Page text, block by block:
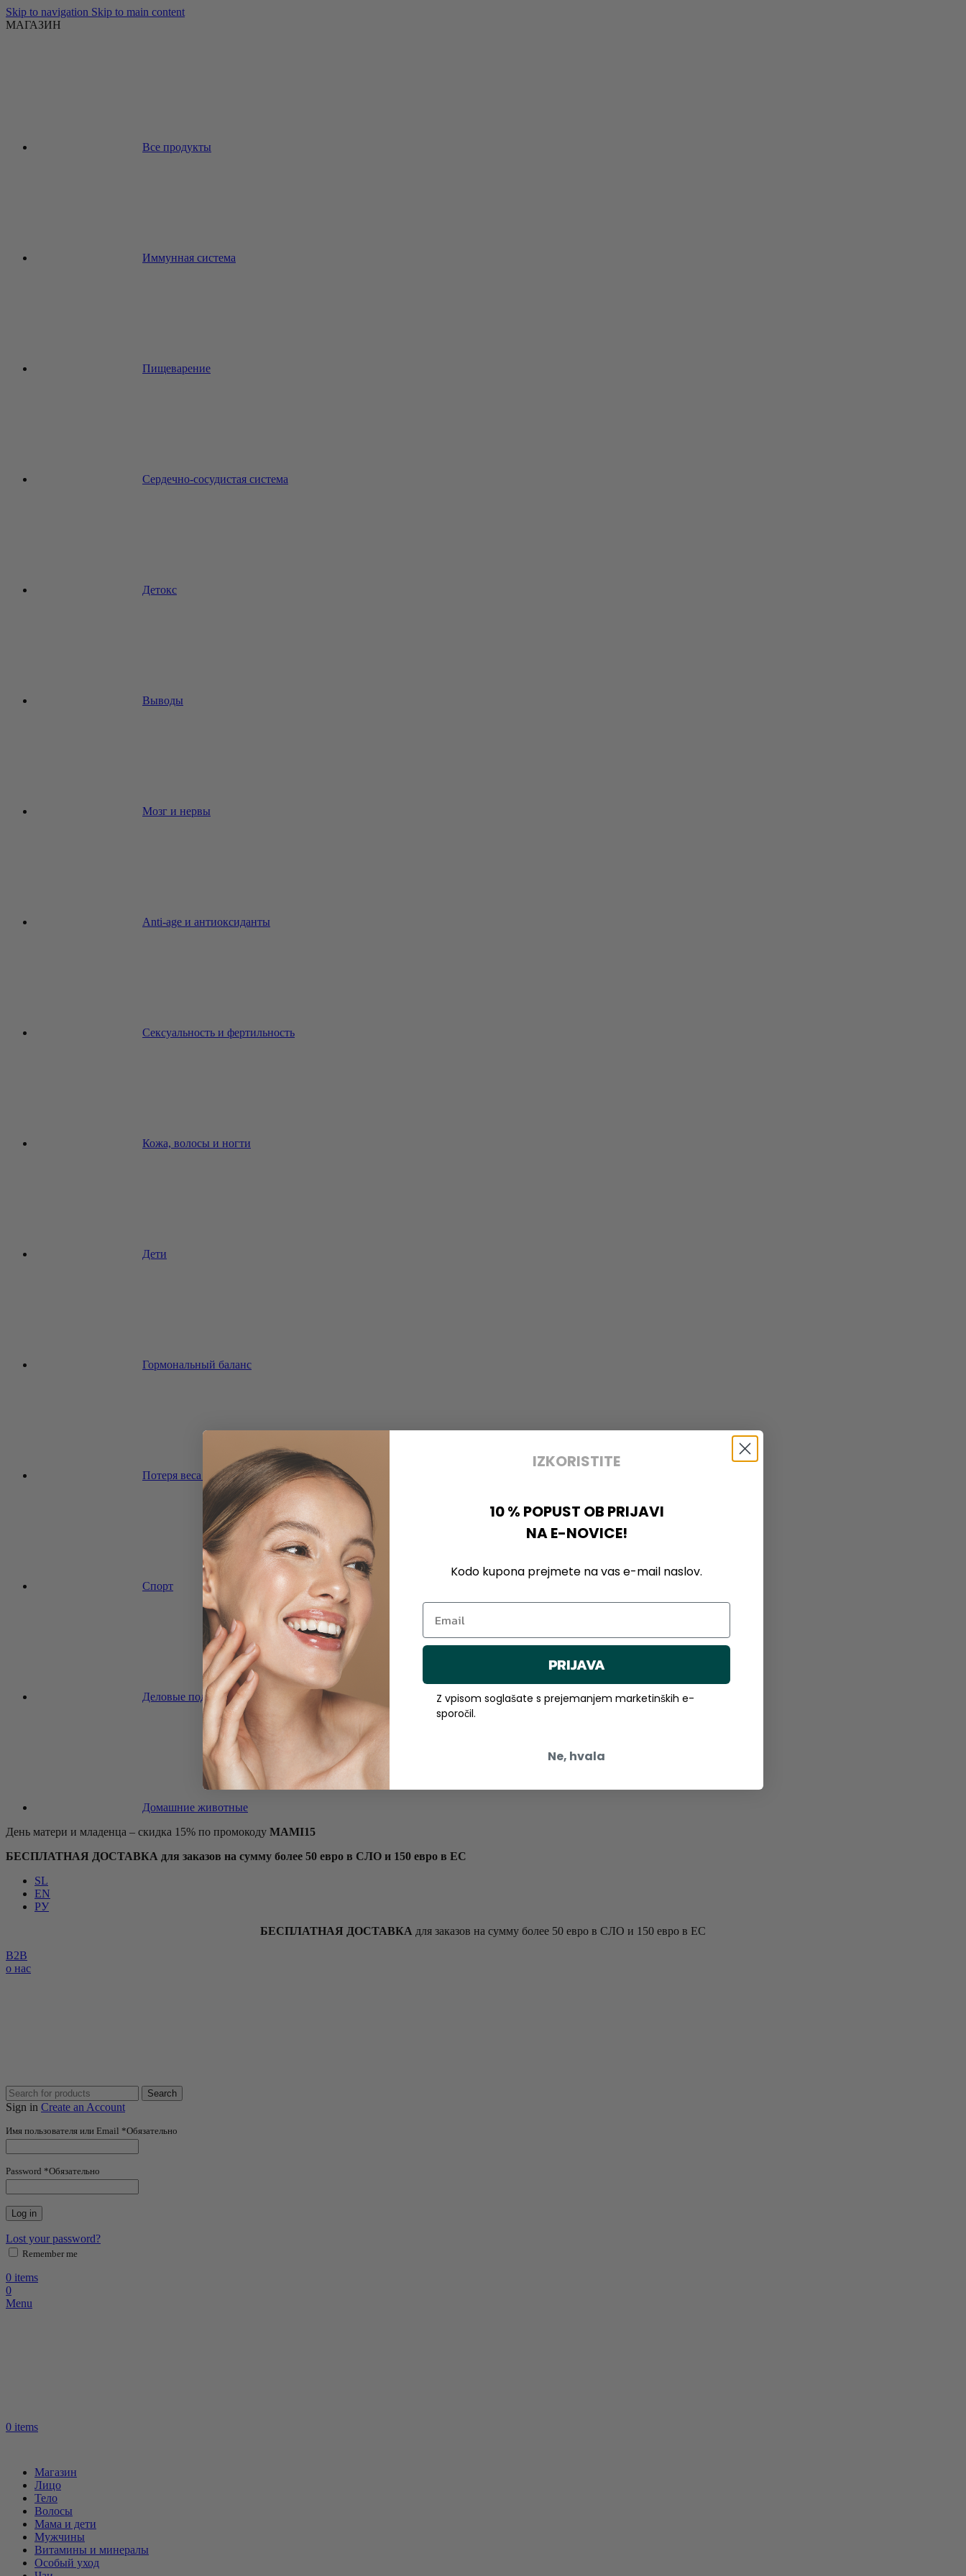
Skip to navigation Skip to main content
МАГАЗИН
Все продукты
Иммунная система
Пищеварение
Сердечно-сосудистая система
Детокс
Выводы
Мозг и нервы
Anti-age и антиоксиданты
Сексуальность и фертильность
Кожа, волосы и ногти
Дети
Гормональный баланс
Потеря веса и диета
Спорт
Деловые подарки
Домашние животные
День матери и младенца – скидка 15% по промокоду MAMI15
БЕСПЛАТНАЯ ДОСТАВКА для заказов на сумму более 50 евро в СЛО и 150 евро в ЕС
SL
EN
РУ
БЕСПЛАТНАЯ ДОСТАВКА для заказов на сумму более 50 евро в СЛО и 150 евро в ЕС
B2B
о нас
Search
Sign in Create an Account
Имя пользователя или Email *Обязательно
Password *Обязательно
Log in
Lost your password?
Remember me
0 items
0
Menu
0 items
Магазин
Лицо
Тело
Волосы
Мама и дети
Мужчины
Витамины и минералы
Особый уход
IZKORISTITE
10 % POPUST OB PRIJAVI
NA E-NOVICE!
Kodo kupona prejmete na vas e-mail naslov.
Email
PRIJAVA
Z vpisom soglašate s prejemanjem marketinških e-
sporočil.
Ne, hvala